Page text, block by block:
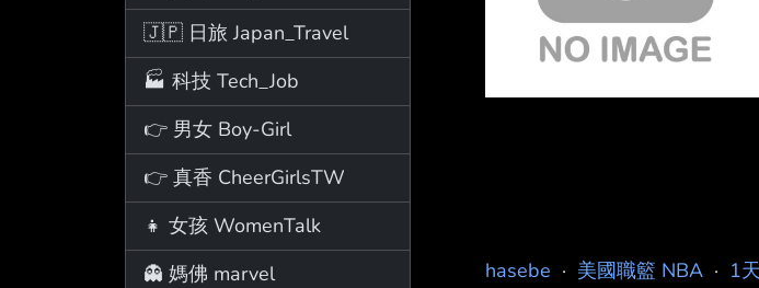
🇯🇵 日旅 Japan_Travel
🏭 科技 Tech_Job
👉 男女 Boy-Girl
👉 真香 CheerGirlsTW
👧 女孩 WomenTalk
👻 媽佛 marvel
hasebe · 美國職籃 NBA · 1